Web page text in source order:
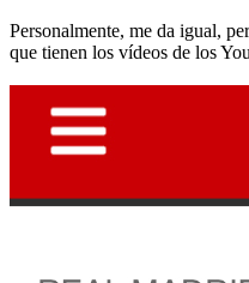
Personalmente, me da igual,
que tienen los vídeos de los